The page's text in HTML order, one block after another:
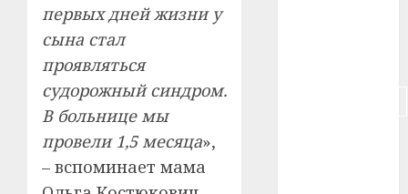
первых дней жизни у
сына стал
проявляться
судорожный синдром.
В больнице мы
провели 1,5 месяца»,
– вспоминает мама